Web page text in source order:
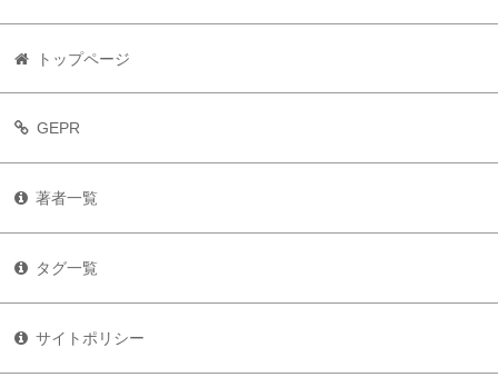
トップページ
GEPR
著者一覧
タグ一覧
サイトポリシー